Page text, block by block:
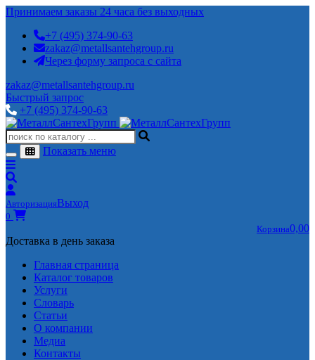
Принимаем заказы 24 часа без выходных
+7 (495) 374-90-63
zakaz@metallsantehgroup.ru
Через форму запроса с сайта
zakaz@metallsantehgroup.ru
Быстрый запрос
+7 (495) 374-90-63
Показать меню
АвторизацияВыход
0
Корзина0,00
Доставка в день заказа
Главная страница
Каталог товаров
Услуги
Словарь
Статьи
О компании
Медиа
Контакты